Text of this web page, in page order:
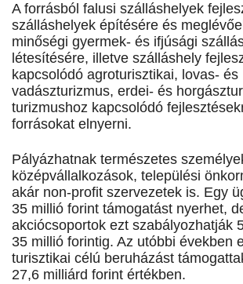
A forrásból falusi szálláshelyek
szálláshelyek építésére és
minőségi gyermek- és ifjúsági
létesítésére, illetve szálláshely
kapcsolódó agroturisztikai, lovas- és
vadászturizmus, erdei- és
turizmushoz kapcsolódó
forrásokat elnyerni.
Pályázhatnak természetes
középvállalkozások, települési
akár non-profit szervezetek is. Egy
35 millió forint támogatást nyerhet,
akciócsoportok ezt szabályozhatják
35 millió forintig. Az utóbbi években
turisztikai célú beruházást
27,6 milliárd forint értékben.